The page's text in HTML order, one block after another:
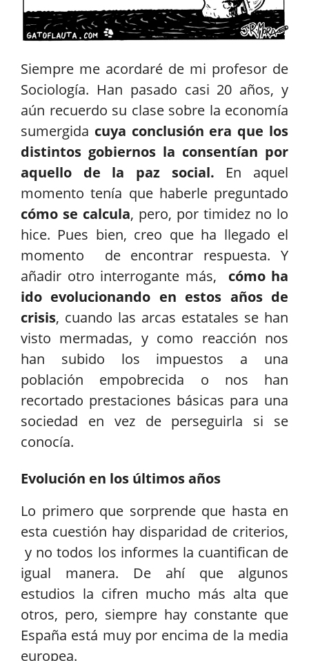
Siempre me acordaré de mi profesor de
Sociología. Han pasado casi 20 años, y
aún recuerdo su clase sobre la economía
sumergida cuya conclusión era que los
distintos gobiernos la consentían por
aquello de la paz social. En aquel
momento tenía que haberle preguntado
cómo se calcula, pero, por timidez no lo
hice. Pues bien, creo que ha llegado el
momento de encontrar respuesta. Y
añadir otro interrogante más, cómo ha
ido evolucionando en estos años de
crisis, cuando las arcas estatales se han
visto mermadas, y como reacción nos
han subido los impuestos a una
población empobrecida o nos han
recortado prestaciones básicas para una
sociedad en vez de perseguirla si se
conocía.
Evolución en los últimos años
Lo primero que sorprende que hasta en
esta cuestión hay disparidad de criterios,
y no todos los informes la cuantifican de
igual manera. De ahí que algunos
estudios la cifren mucho más alta que
otros, pero, siempre hay constante que
España está muy por encima de la media
europea.